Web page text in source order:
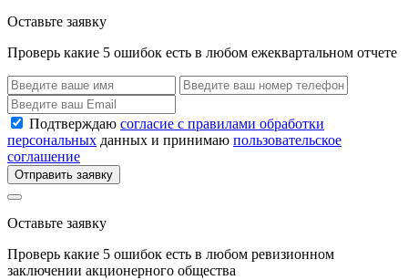
Оставьте заявку
Проверь какие 5 ошибок есть в любом ежеквартальном отчете
Подтверждаю согласие с правилами обработки
персональных данных и принимаю пользовательское
соглашение
Отправить заявку
Оставьте заявку
Проверь какие 5 ошибок есть в любом ревизионном
заключении акционерного общества